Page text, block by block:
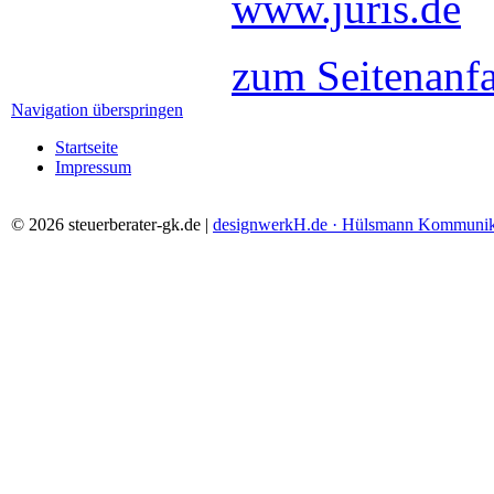
zum
Navigation überspringen
Startseite
Impressum
© 2026 steuerberater-gk.de | designwerkH.de · Hülsmann